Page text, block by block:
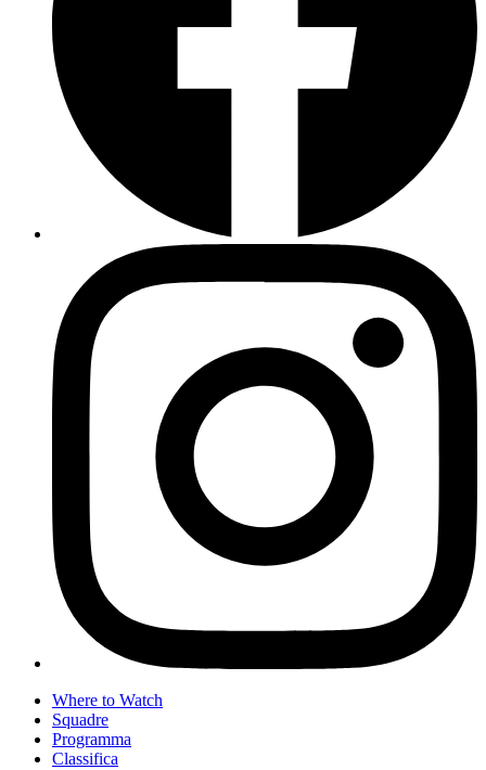
Where to Watch
Squadre
Programma
Classifica